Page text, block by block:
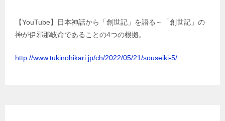
【YouTube】日本神話から「創世記」を語る～「創世記」の
神が伊邪那岐命であることの4つの根拠。
http://www.tukinohikari.jp/ch/2022/05/21/souseiki-5/